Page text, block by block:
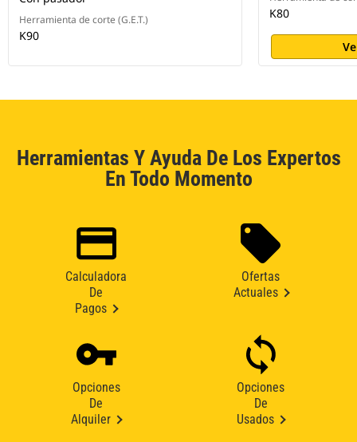
Herramienta de corte (G.E.T.)
K90
K80
Herramientas Y Ayuda De Los Expertos
En Todo Momento
Calculadora
De
Pagos
Ofertas
Actuales
Opciones
De
Alquiler
Opciones
De
Usados